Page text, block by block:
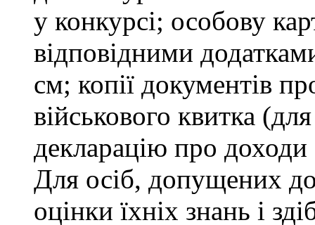
у конкурсі; особову
відповідними
см; копії документів
військового квитка
декларацію про доходи
Для осіб, допущених
оцінки їхніх знань і